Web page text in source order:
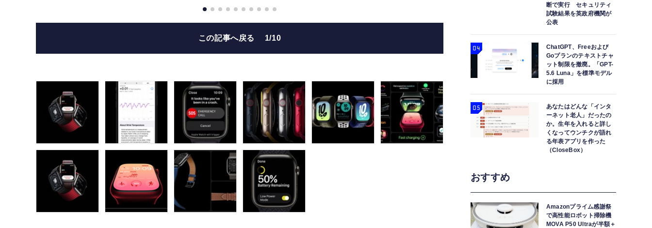
この記事へ戻る 1/10
断で実行 セキュリティ
試験結果を英政府機関が
公表
ChatGPT、Freeおよび
Goプランのテキストチャ
ット制限を撤廃。「GPT-
5.6 Luna」を標準モデル
に採用
あなたはどんな「インタ
ーネット老人」だったの
か。生年を入れると詳し
くなってウンチクが語れ
る年表アプリを作った
（CloseBox）
おすすめ
Amazonプライム感謝祭
で高性能ロボット掃除機
MOVA P50 Ultraが半額＋